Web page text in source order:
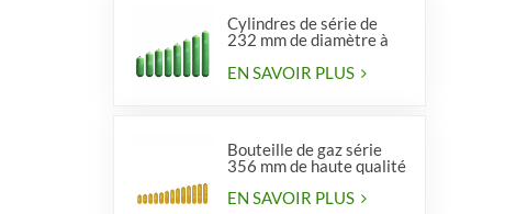
Cylindres de série de
232 mm de diamètre à
EN SAVOIR PLUS
Bouteille de gaz série
356 mm de haute qualité
EN SAVOIR PLUS